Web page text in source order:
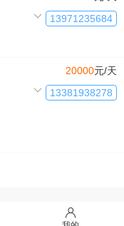
13971235684
20000元/天
13381938278